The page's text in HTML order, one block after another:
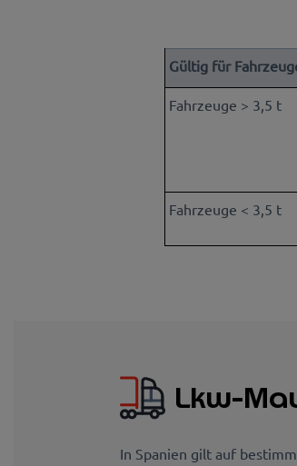
Gültig für
Fahrzeuge > 3,5 t
Fahrzeuge < 3,5 t
Lkw-
In Spanien gilt auf